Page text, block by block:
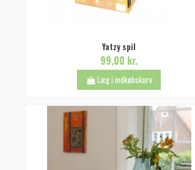
Yatzy spil
99,00 kr.
Læg i indkøbskurv